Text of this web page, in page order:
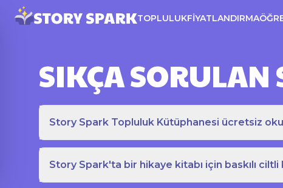
TOPLULUKFIYATLANDIRMA
SIKÇA SORULAN
Story Spark Topluluk Kütüphanesi ücretsiz
Story Spark'ta bir hikaye kitabı için baskılı